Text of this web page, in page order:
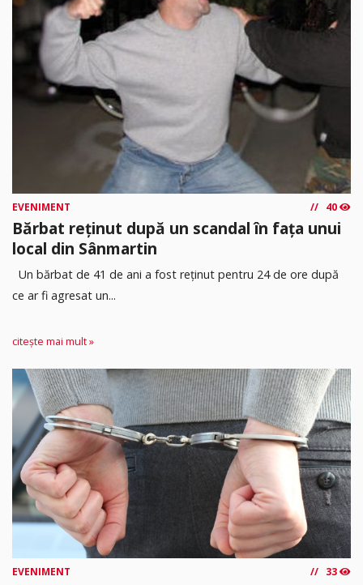
EVENIMENT 40
Bărbat reținut după un scandal în fața unui
local din Sânmartin
Un bărbat de 41 de ani a fost reținut pentru 24 de ore după
ce ar fi agresat un...
citește mai mult »
EVENIMENT 33